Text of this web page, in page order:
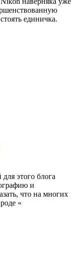
единичка.
этого блога
и
что на многих
«